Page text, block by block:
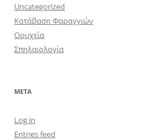
Uncategorized
Κατάβαση Φαραγγιών
Ορυχεία
Σπηλαιολογία
META
Log in
Entries feed